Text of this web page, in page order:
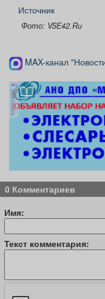
Источник
Фото: VSE42.Ru
MAX-канал
реклама
0 Комментариев
Имя:
Текст комментария: